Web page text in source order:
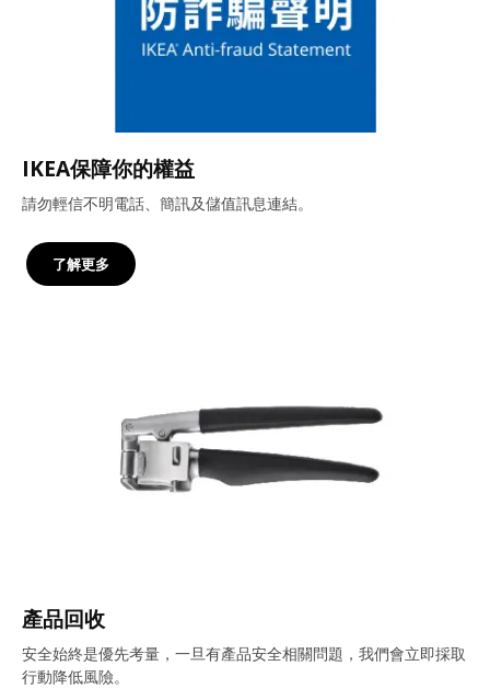
IKEA保障你的權益
請勿輕信不明電話、簡訊及儲值訊息連結。
了解更多
產品回收
安全始終是優先考量，一旦有產品安全相關問題，我們會立即採取
行動降低風險。